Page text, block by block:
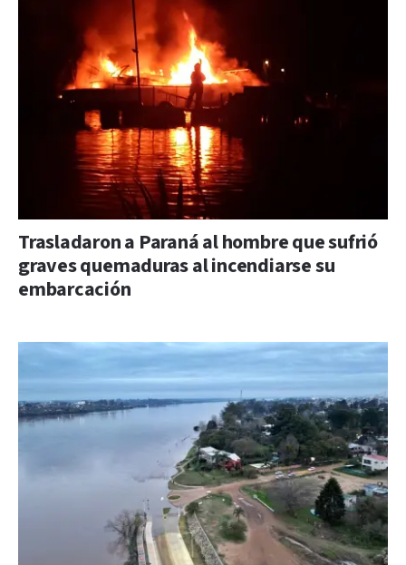
Trasladaron a Paraná al hombre que sufrió
graves quemaduras al incendiarse su
embarcación